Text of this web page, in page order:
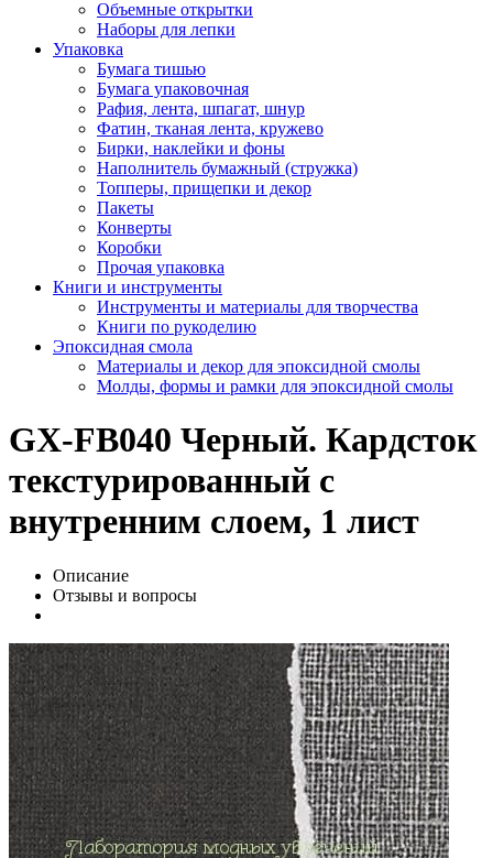
Объемные открытки
Наборы для лепки
Упаковка
Бумага тишью
Бумага упаковочная
Рафия, лента, шпагат, шнур
Фатин, тканая лента, кружево
Бирки, наклейки и фоны
Наполнитель бумажный (стружка)
Топперы, прищепки и декор
Пакеты
Конверты
Коробки
Прочая упаковка
Книги и инструменты
Инструменты и материалы для творчества
Книги по рукоделию
Эпоксидная смола
Материалы и декор для эпоксидной смолы
Молды, формы и рамки для эпоксидной смолы
GX-FB040 Черный. Кардсток
текстурированный с
внутренним слоем, 1 лист
Описание
Отзывы и вопросы